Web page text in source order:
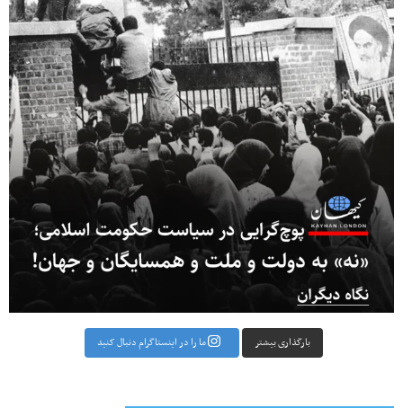
بارگذاری بیشتر ما را در اینستاگرام دنبال کنید